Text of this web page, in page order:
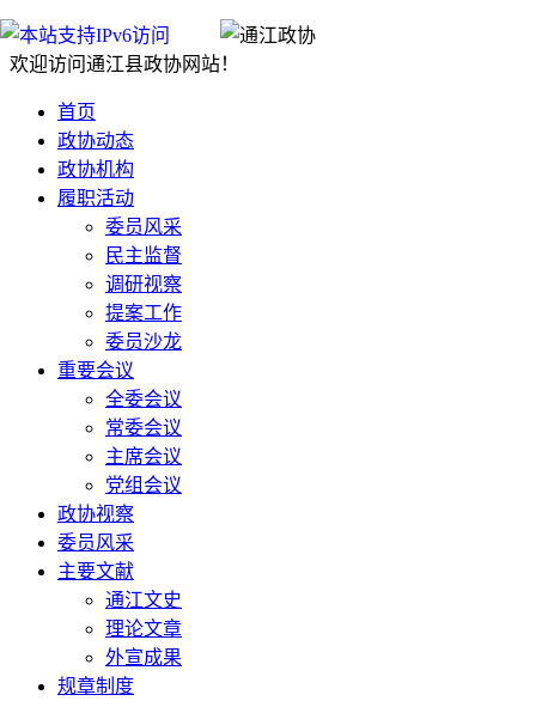
欢迎访问通江县政协网站！
首页
政协动态
政协机构
履职活动
委员风采
民主监督
调研视察
提案工作
委员沙龙
重要会议
全委会议
常委会议
主席会议
党组会议
政协视察
委员风采
主要文献
通江文史
理论文章
外宣成果
规章制度